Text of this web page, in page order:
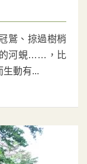
鷲、掠過樹梢
的河蜆……，比
生動有...